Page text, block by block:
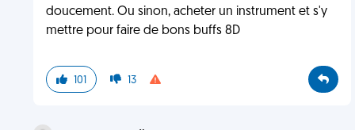
doucement. Ou sinon, acheter un instrument et s'y
mettre pour faire de bons buffs 8D
101 13